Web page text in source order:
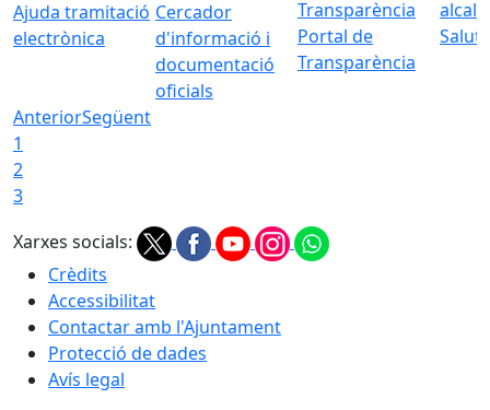
Ajuda tramitació
electrònica
Cercador
d'informació i
documentació
oficials
Portal de
Transparència
AnteriorSegüent
1
2
3
Xarxes socials:
Crèdits
Accessibilitat
Contactar amb l'Ajuntament
Protecció de dades
Avís legal